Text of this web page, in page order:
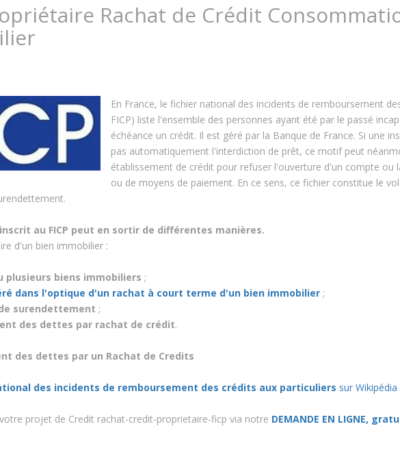
Rachat de Crédit
En France, le fichier national des incidents de remboursement
FICP) liste l'ensemble des personnes ayant été par le passé
échéance un crédit. Il est géré par la Banque de France. Si une
pas automatiquement l'interdiction de prêt, ce motif peut
établissement de crédit pour refuser l'ouverture d'un compte ou
ou de moyens de paiement. En ce sens, ce fichier constitue le
au FICP peut en sortir de différentes manières.
d'un bien immobilier :
plusieurs biens immobiliers ;
dans l'optique d'un rachat à court terme d'un bien immobilier ;
surendettement ;
des dettes par rachat de crédit.
des dettes par un Rachat de Credits
des incidents de remboursement des crédits aux particuliers sur Wikipédia
projet de Credit rachat-credit-proprietaire-ficp via notre DEMANDE EN LIGNE,